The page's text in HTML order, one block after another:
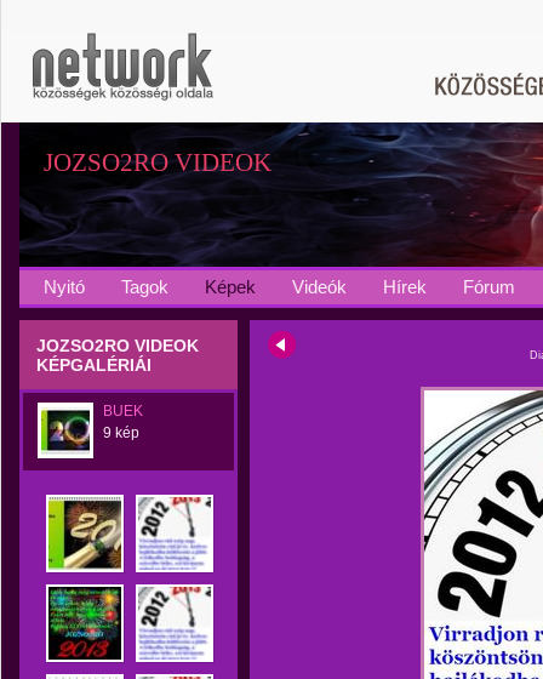
JOZSO2RO VIDEOK
Nyitó Tagok Képek Videók Hírek Fórum
JOZSO2RO VIDEOK
KÉPGALÉRIÁI
BUEK
9 kép